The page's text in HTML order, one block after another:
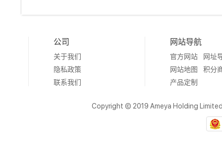
公司
关于我们
隐私政策
联系我们
网站导航
官方网站
网址
网站地图
积分
产品定制
Copyright © 2019 Ameya Holding